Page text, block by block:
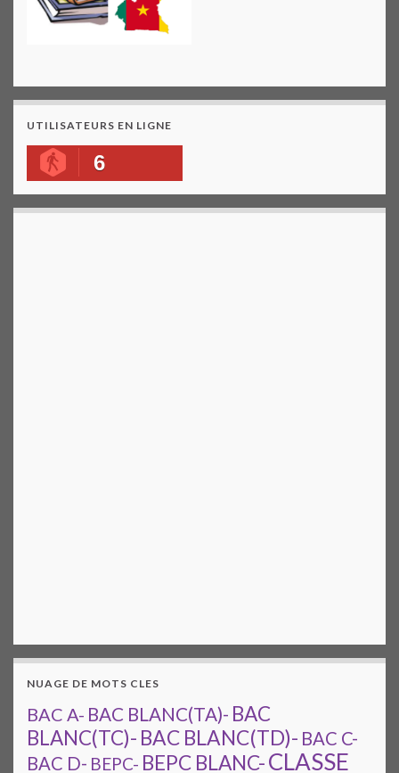
UTILISATEURS EN LIGNE
6
NUAGE DE MOTS CLES
BAC A- BAC BLANC(TA)- BAC
BLANC(TC)- BAC BLANC(TD)- BAC C-
BAC D- BEPC- BEPC BLANC-CLASSE